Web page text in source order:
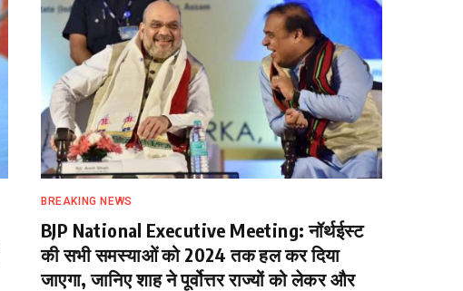
BREAKING NEWS
BJP National Executive Meeting: नॉर्थईस्ट
की सभी समस्याओं को 2024 तक हल कर दिया
जाएगा, जानिए शाह ने पूर्वोत्तर राज्यों को लेकर और